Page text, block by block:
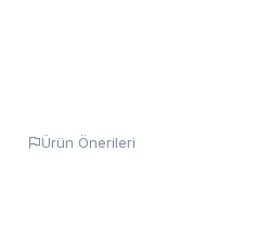
Ürün Önerileri